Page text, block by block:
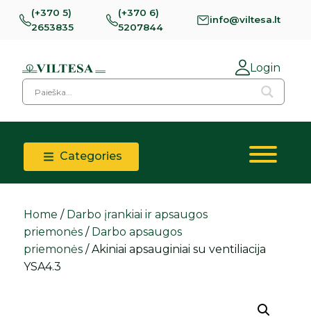
(+370 5)
2653835
(+370 6)
5207844
info@viltesa.lt
Login
Categories
Home / Darbo įrankiai ir apsaugos
priemonės / Darbo apsaugos
priemonės / Akiniai apsauginiai su ventiliacija
YSA4.3